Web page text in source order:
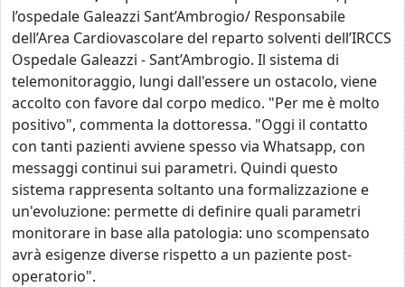
l’ospedale Galeazzi Sant’Ambrogio/ Responsabile
dell’Area Cardiovascolare del reparto solventi dell’IRCCS
Ospedale Galeazzi - Sant’Ambrogio. Il sistema di
telemonitoraggio, lungi dall'essere un ostacolo, viene
accolto con favore dal corpo medico. "Per me è molto
positivo", commenta la dottoressa. "Oggi il contatto
con tanti pazienti avviene spesso via Whatsapp, con
messaggi continui sui parametri. Quindi questo
sistema rappresenta soltanto una formalizzazione e
un'evoluzione: permette di definire quali parametri
monitorare in base alla patologia: uno scompensato
avrà esigenze diverse rispetto a un paziente post-
operatorio".